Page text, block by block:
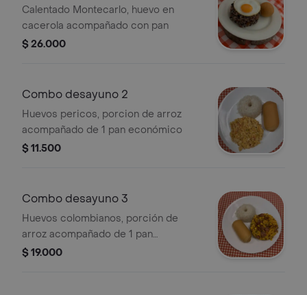
Calentado Montecarlo, huevo en
cacerola acompañado con pan
$ 26.000
Combo desayuno 2
Huevos pericos, porcion de arroz
acompañado de 1 pan económico
$ 11.500
Combo desayuno 3
Huevos colombianos, porción de
arroz acompañado de 1 pan
económico.
$ 19.000